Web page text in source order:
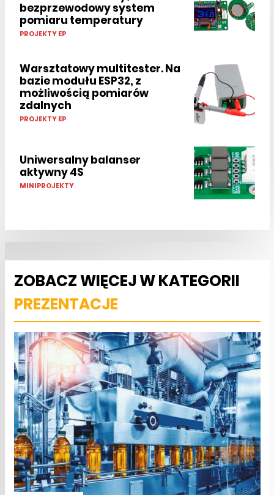
bezprzewodowy system
pomiaru temperatury
PROJEKTY EP
Warsztatowy multitester. Na
bazie modułu ESP32, z
możliwością pomiarów
zdalnych
PROJEKTY EP
Uniwersalny balanser
aktywny 4S
MINIPROJEKTY
ZOBACZ WIĘCEJ W KATEGORII
PREZENTACJE